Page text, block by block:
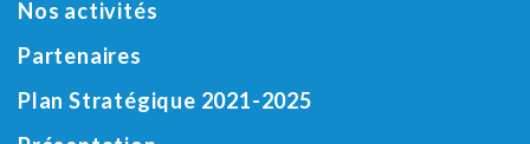
Nos activités
Partenaires
Plan Stratégique 2021-2025